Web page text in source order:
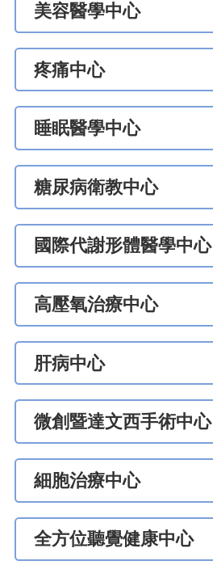
美容醫學中心
疼痛中心
睡眠醫學中心
糖尿病衛教中心
國際代謝形體醫學中心
高壓氧治療中心
肝病中心
微創暨達文西手術中心
細胞治療中心
全方位聽覺健康中心